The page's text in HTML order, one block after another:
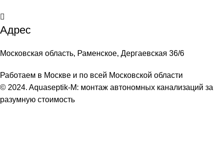
Адрес
Московская область, Раменское, Дергаевская 36/6
Работаем в Москве и по всей Московской области
© 2024. Aquaseptik-M: монтаж автономных канализаций за
разумную стоимость